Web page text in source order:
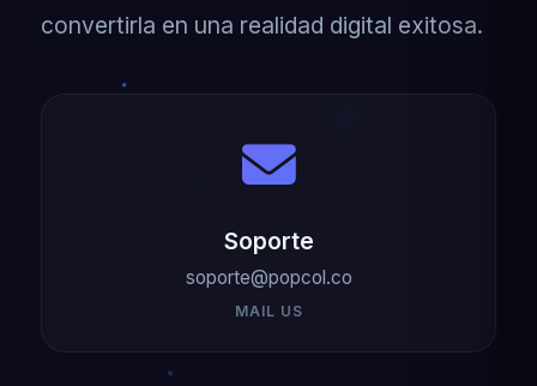
convertirla en una realidad digital exitosa.
Soporte
soporte@popcol.co
MAIL US